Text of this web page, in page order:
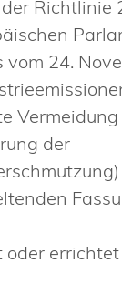
Richtlinie
vom 24.
Vermeidung
der